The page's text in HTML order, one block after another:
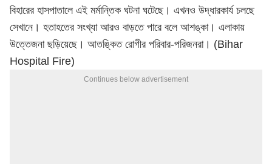
বিহারের হাসপাতালে এই মর্মান্তিক ঘটনা ঘটেছে। এখনও উদ্ধারকার্য চলছে
সেখানে। হতাহতের সংখ্যা আরও বাড়তে পারে বলে আশঙ্কা। এলাকায়
উত্তেজনা ছড়িয়েছে। আতঙ্কিত রোগীর পরিবার-পরিজনরা। (Bihar
Hospital Fire)
Continues below advertisement